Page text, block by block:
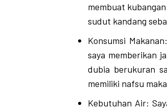
membuat
sudut kandang
Konsumsi
saya memberikan
dubia berukuran
memiliki nafsu
Kebutuhan Air: